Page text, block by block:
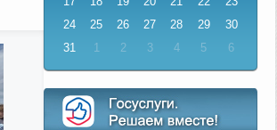
24
25 26 27 28 29
30
31
1 2 3 4 5 6